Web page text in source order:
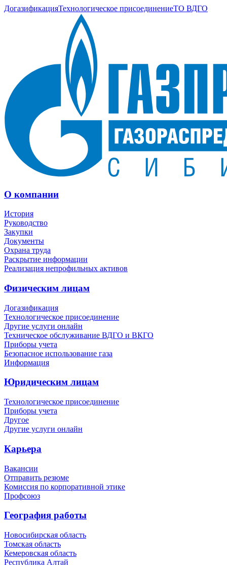
ДогазификацияТехнологическое присоединениеТО ВДГО
О компании
История
Руководство
Закупки
Документы
Охрана труда
Раскрытие информации
Реализация непрофильных активов
Физическим лицам
Догазификация
Технологическое присоединение
Другие услуги онлайн
Техническое обслуживание ВДГО и ВКГО
Приборы учета
Безопасное использование газа
Информация
Юридическим лицам
Технологическое присоединение
Приборы учета
Другое
Другие услуги онлайн
Карьера
Вакансии
Отправить резюме
Комиссия по корпоративной этике
Профсоюз
География работы
Новосибирская область
Томская область
Кемеровская область
Республика Алтай